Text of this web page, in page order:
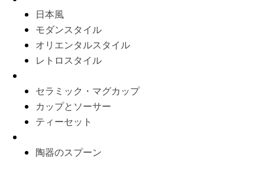
日本風
モダンスタイル
オリエンタルスタイル
レトロスタイル
セラミック・マグカップ
カップとソーサー
ティーセット
陶器のスプーン